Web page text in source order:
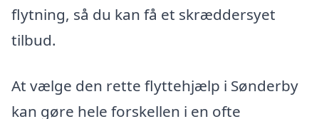
flytning, så du kan få et skræddersyet
tilbud.
At vælge den rette flyttehjælp i Sønderby
kan gøre hele forskellen i en ofte